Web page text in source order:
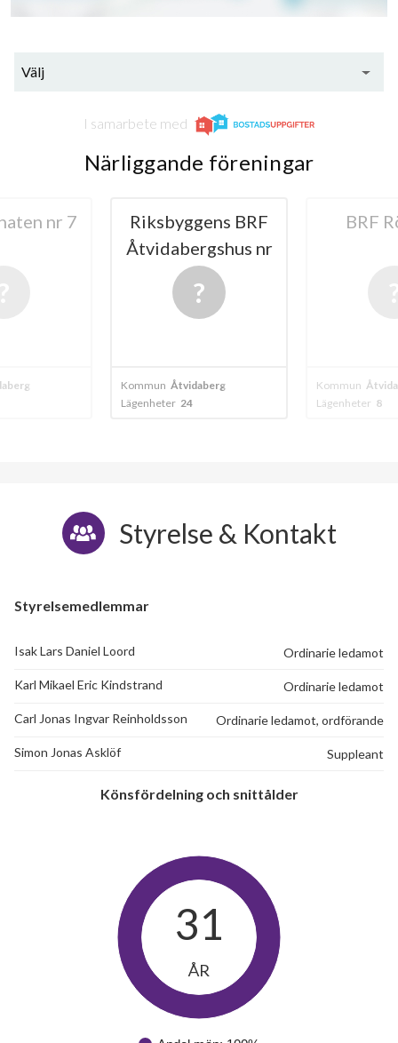
Välj
I samarbete med
Närliggande föreningar
nr 7
Riksbyggens BRF
Åtvidabergshus nr
Kommun Åtvidaberg
Lägenheter 24
BRF
Kommun
Lägenheter 8
Styrelse & Kontakt
Styrelsemedlemmar
Isak Lars Daniel Loord Ordinarie ledamot
Karl Mikael Eric Kindstrand Ordinarie ledamot
Carl Jonas Ingvar Reinholdsson Ordinarie ledamot, ordförande
Simon Jonas Asklöf Suppleant
Könsfördelning och snittålder
31
ÅR